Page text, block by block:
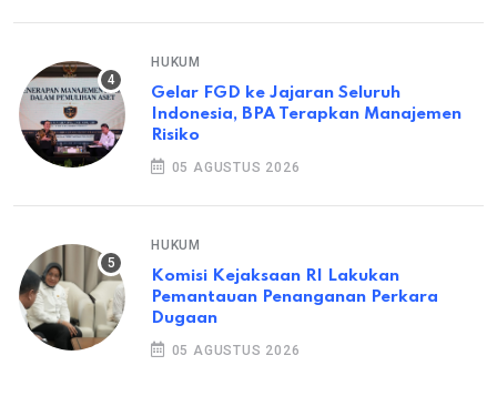
HUKUM
Gelar FGD ke Jajaran Seluruh
Indonesia, BPA Terapkan Manajemen
Risiko
05 AGUSTUS 2026
HUKUM
Komisi Kejaksaan RI Lakukan
Pemantauan Penanganan Perkara
Dugaan
05 AGUSTUS 2026